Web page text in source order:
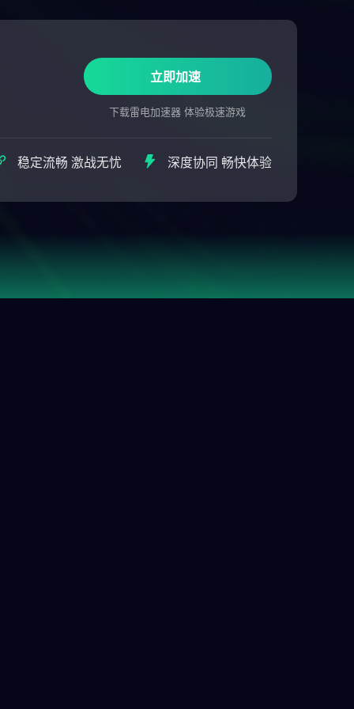
立即加速
下载雷电加速器 体验极速游戏
稳定流畅 激战无忧 深度协同 畅快体验